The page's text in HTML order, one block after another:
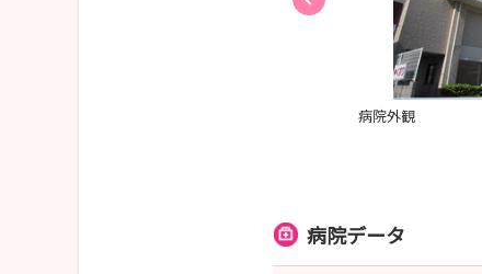
ぜひお気軽にご応募ください。
♪みなさまからのお申込みを、お待ちしていま
合同説明会にも出展しておりますので、是非一
病院外観
病院データ